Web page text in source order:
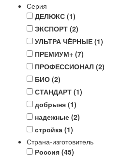
Серия
ДЕЛЮКС (1)
ЭКСПОРТ (2)
УЛЬТРА ЧЁРНЫЕ (1)
ПРЕМИУМ+ (7)
ПРОФЕССИОНАЛ (2)
БИО (2)
СТАНДАРТ (1)
добрыня (1)
надежные (2)
стройка (1)
Страна-изготовитель
Россия (45)